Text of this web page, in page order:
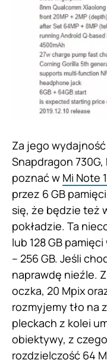
Za jego
Snapdragon
poznać w Mi Note
przez 6 GB
się, że będzie też
pokładzie. Ta
lub 128 GB
– 256 GB. Jeśli
naprawdę nieźle.
oczka, 20 Mpix
rozmyjemy tło na
pleckach z kolei
obiektywy, z
rozdzielczość 64